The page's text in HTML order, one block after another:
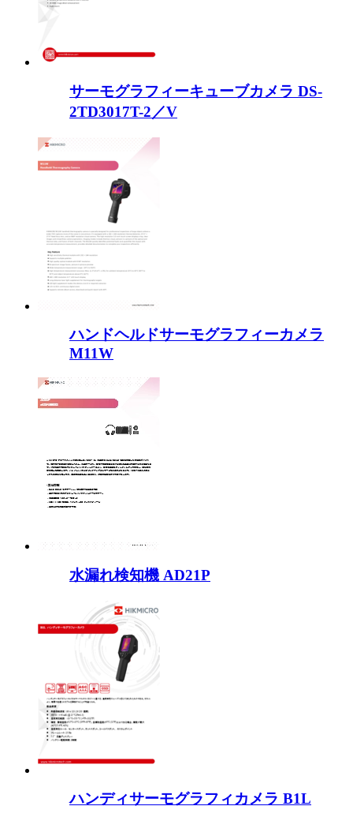
サーモグラフィーキューブカメラ DS-
2TD3017T-2／V
ハンドヘルドサーモグラフィーカメラ
M11W
水漏れ検知機 AD21P
ハンディサーモグラフィカメラ B1L